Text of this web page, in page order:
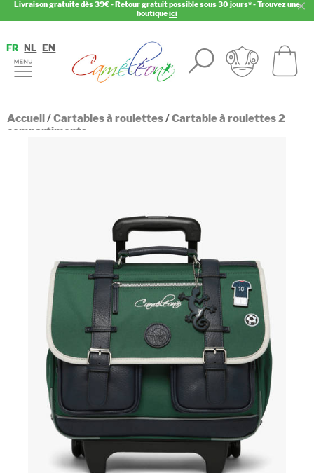
Livraison gratuite dès 39€ - Retour gratuit possible sous 30 jours* - Trouvez une
boutiqueici
FR NL EN
Accueil/Cartables à roulettes/Cartable à roulettes 2
compartiments